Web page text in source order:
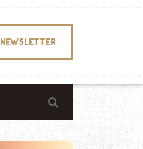
NEWSLETTER